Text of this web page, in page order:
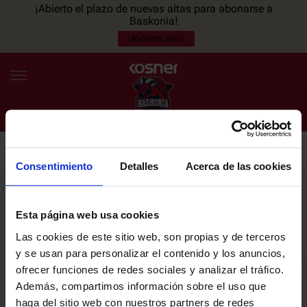
Consentimiento Detalles Acerca de las cookies
Esta página web usa cookies
Las cookies de este sitio web, son propias y de terceros
y se usan para personalizar el contenido y los anuncios,
ofrecer funciones de redes sociales y analizar el tráfico.
Además, compartimos información sobre el uso que
haga del sitio web con nuestros partners de redes
¡Abierto el plazo de nuevas altas para abonarse a
Baskonia!
¡Abónate aquí!
ES EU
NOTICIAS
PLANTILLA
ENTRADAS
NEWSLETTER
últimas noticias y promociones del club.
Email
He leído y acepto laPolítica de privacidaddel SASKI BASKONIA